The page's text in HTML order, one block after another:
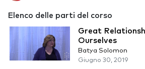
Elenco delle parti del corso
Great
Ourselves
Batya Solomon
Giugno 30, 2019